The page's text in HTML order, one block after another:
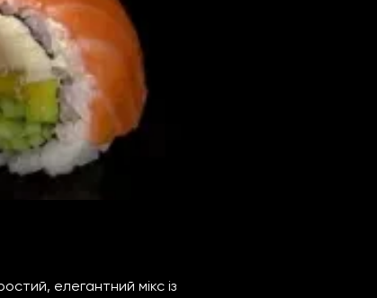
елегантний мікс із